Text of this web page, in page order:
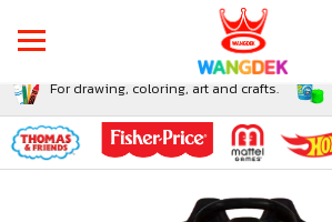
For drawing, coloring, art and crafts.